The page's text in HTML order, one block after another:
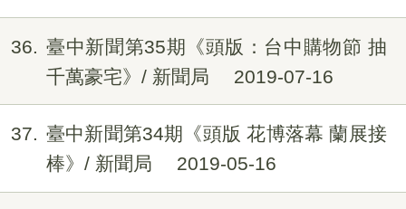
36
臺中新聞第35期《頭版：台中購物節 抽
千萬豪宅》/ 新聞局
2019-07-16
37
臺中新聞第34期《頭版 花博落幕 蘭展接
棒》/ 新聞局
2019-05-16